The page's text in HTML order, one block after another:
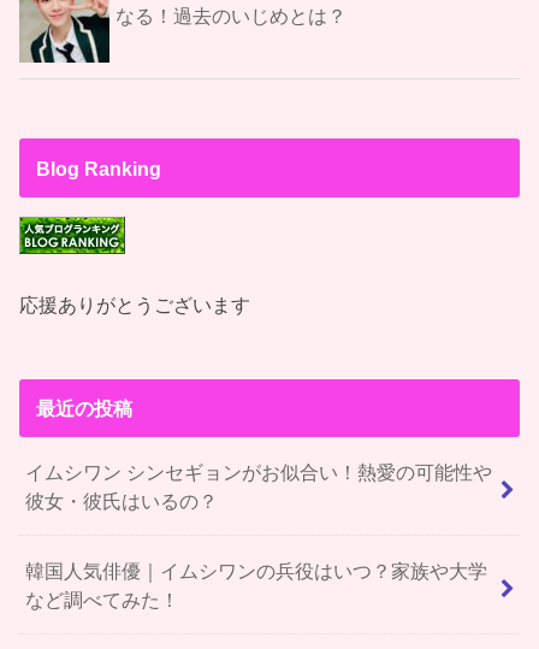
なる！過去のいじめとは？
Blog Ranking
応援ありがとうございます
最近の投稿
イムシワン シンセギョンがお似合い！熱愛の可能性や
彼女・彼氏はいるの？
韓国人気俳優｜イムシワンの兵役はいつ？家族や大学
など調べてみた！